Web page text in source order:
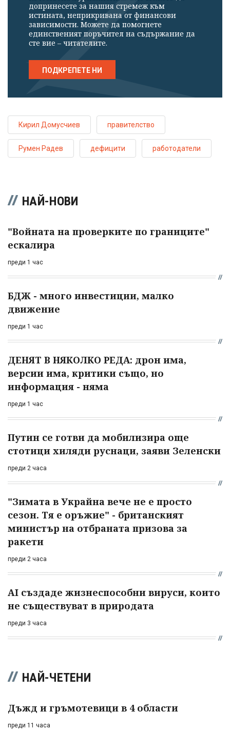
допринесете за нашия стремеж към
истината, неприкривана от финансови
зависимости. Можете да помогнете
единственият поръчител на съдържание да
сте вие – читателите.
ПОДКРЕПЕТЕ НИ
Кирил Домусчиев правителство
Румен Радев дефицити работодатели
НАЙ-НОВИ
"Войната на проверките по границите"
ескалира
преди 1 час
БДЖ - много инвестиции, малко
движение
преди 1 час
ДЕНЯТ В НЯКОЛКО РЕДА: дрон има,
версии има, критики също, но
информация - няма
преди 1 час
Путин се готви да мобилизира още
стотици хиляди руснаци, заяви Зеленски
преди 2 часа
"Зимата в Украйна вече не е просто
сезон. Тя е оръжие" - британският
министър на отбраната призова за
ракети
преди 2 часа
AI създаде жизнеспособни вируси, които
не съществуват в природата
преди 3 часа
НАЙ-ЧЕТЕНИ
Дъжд и гръмотевици в 4 области
преди 11 часа